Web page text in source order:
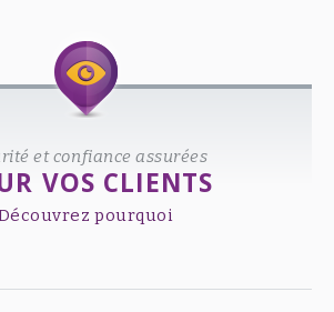
et confiance assurées
VOS CLIENTS
pourquoi